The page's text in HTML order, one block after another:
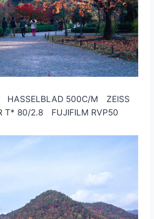
500C/M ZEISS
T* 80/2.8 FUJIFILM RVP50